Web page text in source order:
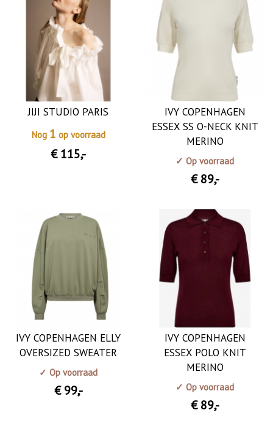
JIJI STUDIO PARIS
Nog 1 op voorraad
€ 115,-
IVY COPENHAGEN
ESSEX SS O-NECK KNIT
MERINO
✓ Op voorraad
€ 89,-
IVY COPENHAGEN ELLY
OVERSIZED SWEATER
✓ Op voorraad
€ 99,-
IVY COPENHAGEN
ESSEX POLO KNIT
MERINO
✓ Op voorraad
€ 89,-